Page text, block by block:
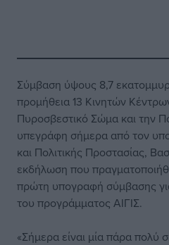
Σύμβαση ύψους 8,7
προμήθεια 13 Κινητών
Πυροσβεστικό Σώμα και την
υπεγράφη σήμερα από τον
και Πολιτικής Προστασίας,
εκδήλωση που
πρώτη υπογραφή σύμβασης
του προγράμματος ΑΙΓΙΣ.
«Σήμερα είναι μία πάρα πολύ